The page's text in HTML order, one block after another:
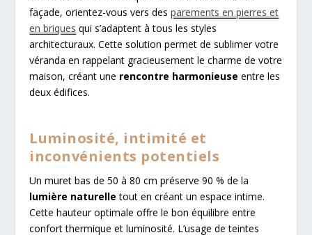
façade, orientez-vous vers desparements en pierres et
en briques qui s’adaptent à tous les styles
architecturaux. Cette solution permet de sublimer votre
véranda en rappelant gracieusement le charme de votre
maison, créant une rencontre harmonieuse entre les
deux édifices.
Luminosité, intimité et
inconvénients potentiels
Un muret bas de 50 à 80 cm préserve 90 % de la
lumière naturelle tout en créant un espace intime.
Cette hauteur optimale offre le bon équilibre entre
confort thermique et luminosité. L’usage de teintes